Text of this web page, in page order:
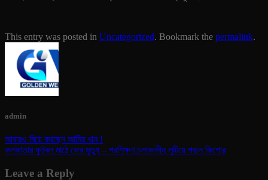
This entry was posted in Uncategorized. Bookmark the permalink.
admin
আবারও বিয়ে করছেন আমির খান !
কলকাতার ফুটবল মাঠে ফের মৃত্যু – প্রশিক্ষণ চলাকালীন লুটিয়ে পড়ল কিশোর
Leave a Reply